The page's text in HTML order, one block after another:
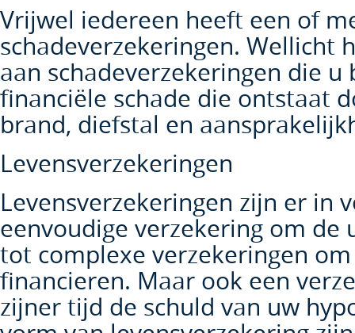
Vrijwel iedereen heeft een of
schadeverzekeringen. Wellicht
aan schadeverzekeringen die u
financiële schade die ontstaat
brand, diefstal en
Levensverzekeringen
Levensverzekeringen zijn er in
eenvoudige verzekering om
tot complexe verzekeringen
financieren. Maar ook een
zijner tijd de schuld van uw